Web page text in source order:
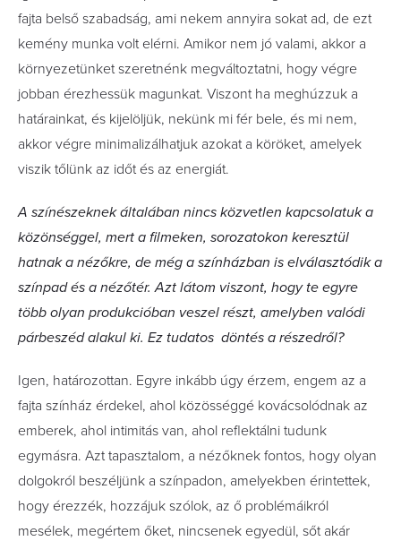
fajta belső szabadság, ami nekem annyira sokat ad, de ezt
kemény munka volt elérni. Amikor nem jó valami, akkor a
környezetünket szeretnénk megváltoztatni, hogy végre
jobban érezhessük magunkat. Viszont ha meghúzzuk a
határainkat, és kijelöljük, nekünk mi fér bele, és mi nem,
akkor végre minimalizálhatjuk azokat a köröket, amelyek
viszik tőlünk az időt és az energiát.
A színészeknek általában nincs közvetlen kapcsolatuk a
közönséggel, mert a filmeken, sorozatokon keresztül
hatnak a nézőkre, de még a színházban is elválasztódik a
színpad és a nézőtér. Azt látom viszont, hogy te egyre
több olyan produkció­ban veszel részt, amelyben valódi
párbeszéd alakul ki. Ez tudatos döntés a részedről?
Igen, határozottan. Egyre inkább úgy érzem, engem az a
fajta színház érdekel, ahol közösséggé kovácsolódnak az
emberek, ahol intimitás van, ahol reflektálni tudunk
egymásra. Azt tapasztalom, a nézőknek fontos, hogy olyan
dolgokról beszéljünk a színpadon, amelyekben érintettek,
hogy érezzék, hozzájuk szólok, az ő problémáikról
mesélek, megértem őket, nincsenek egyedül, sőt akár